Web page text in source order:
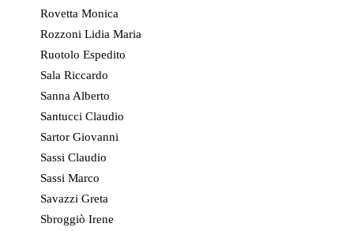
Rovetta Monica
Rozzoni Lidia Maria
Ruotolo Espedito
Sala Riccardo
Sanna Alberto
Santucci Claudio
Sartor Giovanni
Sassi Claudio
Sassi Marco
Savazzi Greta
Sbroggiò Irene